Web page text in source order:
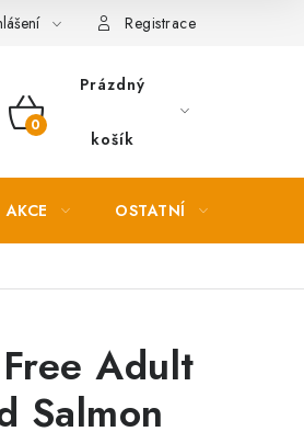
Registrace
NÁKUPNÍ
Prázdný
košík
AKCE OSTATNÍ
Adult
Salmon